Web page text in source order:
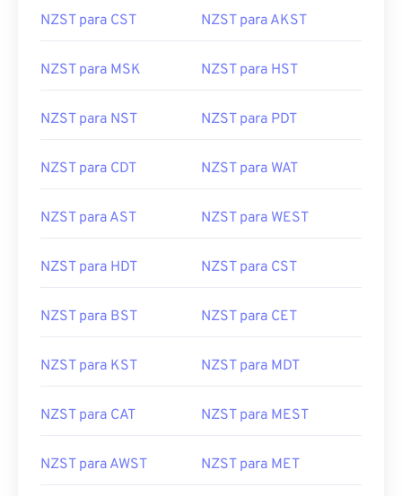
NZST para CST NZST para AKST
NZST para MSK NZST para HST
NZST para NST NZST para PDT
NZST para CDT NZST para WAT
NZST para AST NZST para WEST
NZST para HDT NZST para CST
NZST para BST NZST para CET
NZST para KST NZST para MDT
NZST para CAT NZST para MEST
NZST para AWST NZST para MET